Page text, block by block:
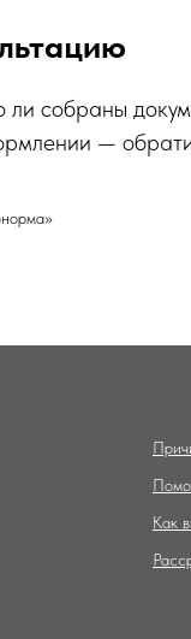
собраны
—
Как